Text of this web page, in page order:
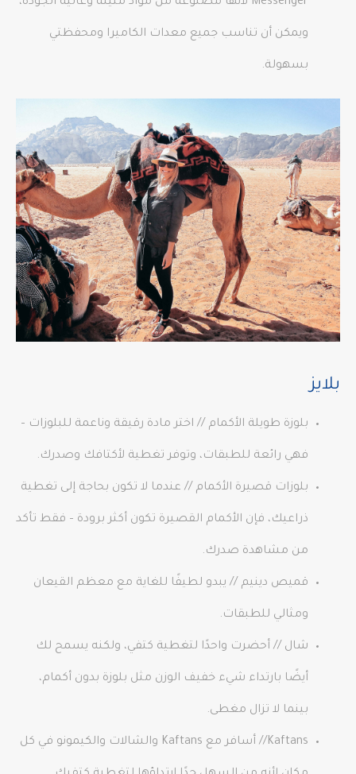
ويمكن أن تناسب جميع معدات الكاميرا ومحفظتي
بسهولة.
بلايز
بلوزة طويلة الأكمام // اختر مادة رقيقة وناعمة للبلوزات –
فهي رائعة للطبقات، وتوفر تغطية لأكتافك وصدرك.
بلوزات قصيرة الأكمام // عندما لا تكون بحاجة إلى تغطية
ذراعيك، فإن الأكمام القصيرة تكون أكثر برودة – فقط تأكد
من مشاهدة صدرك.
قميص دينيم // يبدو لطيفًا للغاية مع معظم القيعان
ومثالي للطبقات.
شال // أحضرت واحدًا لتغطية كتفي، ولكنه يسمح لك
أيضًا بارتداء شيء خفيف الوزن مثل بلوزة بدون أكمام،
بينما لا تزال مغطى.
Kaftans// أسافر مع Kaftans والشالات والكيمونو في كل